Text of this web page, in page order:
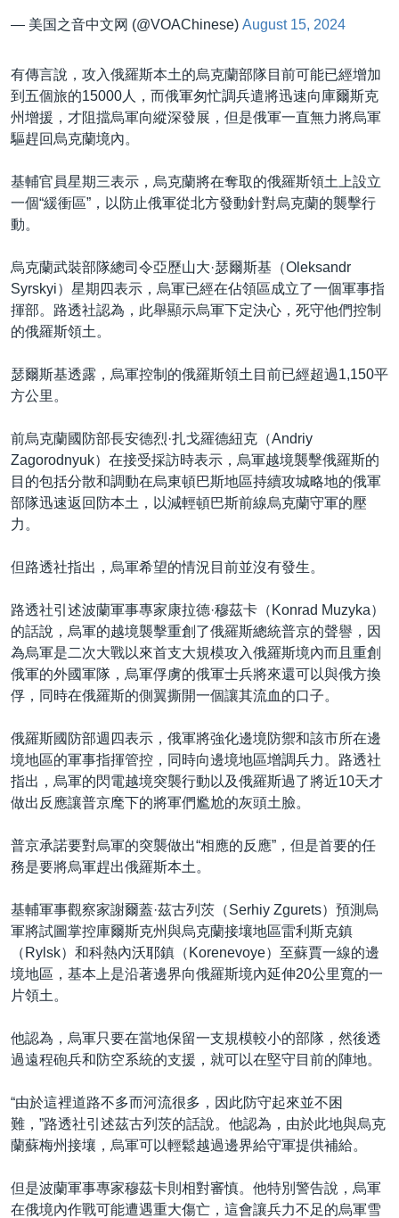
— 美国之音中文网 (@VOAChinese) August 15, 2024
有傳言說，攻入俄羅斯本土的烏克蘭部隊目前可能已經增加
到五個旅的15000人，而俄軍匆忙調兵遣將迅速向庫爾斯克
州增援，才阻擋烏軍向縱深發展，但是俄軍一直無力將烏軍
驅趕回烏克蘭境內。
基輔官員星期三表示，烏克蘭將在奪取的俄羅斯領土上設立
一個“緩衝區”，以防止俄軍從北方發動針對烏克蘭的襲擊行
動。
烏克蘭武裝部隊總司令亞歷山大·瑟爾斯基（Oleksandr
Syrskyi）星期四表示，烏軍已經在佔領區成立了一個軍事指
揮部。路透社認為，此舉顯示烏軍下定決心，死守他們控制
的俄羅斯領土。
瑟爾斯基透露，烏軍控制的俄羅斯領土目前已經超過1,150平
方公里。
前烏克蘭國防部長安德烈·扎戈羅德紐克（Andriy
Zagorodnyuk）在接受採訪時表示，烏軍越境襲擊俄羅斯的
目的包括分散和調動在烏東頓巴斯地區持續攻城略地的俄軍
部隊迅速返回防本土，以減輕頓巴斯前線烏克蘭守軍的壓
力。
但路透社指出，烏軍希望的情況目前並沒有發生。
路透社引述波蘭軍事專家康拉德·穆茲卡（Konrad Muzyka）
的話說，烏軍的越境襲擊重創了俄羅斯總統普京的聲譽，因
為烏軍是二次大戰以來首支大規模攻入俄羅斯境內而且重創
俄軍的外國軍隊，烏軍俘虜的俄軍士兵將來還可以與俄方換
俘，同時在俄羅斯的側翼撕開一個讓其流血的口子。
俄羅斯國防部週四表示，俄軍將強化邊境防禦和該市所在邊
境地區的軍事指揮管控，同時向邊境地區增調兵力。路透社
指出，烏軍的閃電越境突襲行動以及俄羅斯過了將近10天才
做出反應讓普京麾下的將軍們尷尬的灰頭土臉。
普京承諾要對烏軍的突襲做出“相應的反應”，但是首要的任
務是要將烏軍趕出俄羅斯本土。
基輔軍事觀察家謝爾蓋·茲古列茨（Serhiy Zgurets）預測烏
軍將試圖掌控庫爾斯克州與烏克蘭接壤地區雷利斯克鎮
（Rylsk）和科熱內沃耶鎮（Korenevoye）至蘇賈一線的邊
境地區，基本上是沿著邊界向俄羅斯境內延伸20公里寬的一
片領土。
他認為，烏軍只要在當地保留一支規模較小的部隊，然後透
過遠程砲兵和防空系統的支援，就可以在堅守目前的陣地。
“由於這裡道路不多而河流很多，因此防守起來並不困
難，”路透社引述茲古列茨的話說。他認為，由於此地與烏克
蘭蘇梅州接壤，烏軍可以輕鬆越過邊界給守軍提供補給。
但是波蘭軍事專家穆茲卡則相對審慎。他特別警告說，烏軍
在俄境內作戰可能遭遇重大傷亡，這會讓兵力不足的烏軍雪